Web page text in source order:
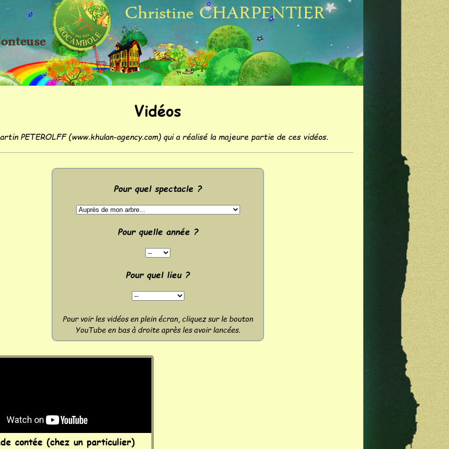
Vidéos
PETEROLFF (www.khulan-agency.com) qui a réalisé la majeure partie de ces vidéos.
Pour quel spectacle ?
Pour quelle année ?
Pour quel lieu ?
Pour voir les vidéos en plein écran, cliquez sur le bouton
YouTube en bas à droite après les avoir lancées.
contée (chez un particulier)